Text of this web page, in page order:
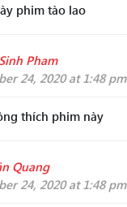
phim tào lao
Pham
24, 2020 at 1:48 pm
thích phim này
Quang
24, 2020 at 1:48 pm